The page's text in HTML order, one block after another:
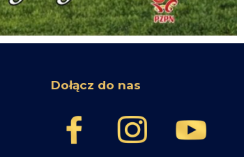
Dołącz do nas